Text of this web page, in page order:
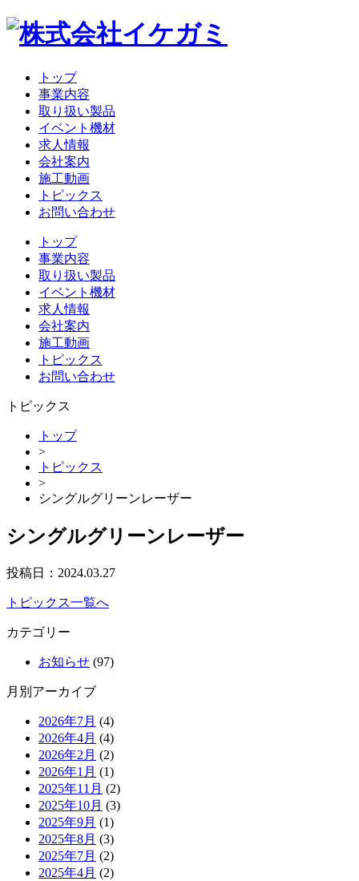
トップ
事業内容
取り扱い製品
イベント機材
求人情報
会社案内
施工動画
トピックス
お問い合わせ
トップ
事業内容
取り扱い製品
イベント機材
求人情報
会社案内
施工動画
トピックス
お問い合わせ
トピックス
トップ
>
トピックス
>
シングルグリーンレーザー
シングルグリーンレーザー
投稿日： 2024.03.27
トピックス一覧へ
カテゴリー
お知らせ (97)
月別アーカイブ
2026年7月 (4)
2026年4月 (4)
2026年2月 (2)
2026年1月 (1)
2025年11月 (2)
2025年10月 (3)
2025年9月 (1)
2025年8月 (3)
2025年7月 (2)
2025年4月 (2)